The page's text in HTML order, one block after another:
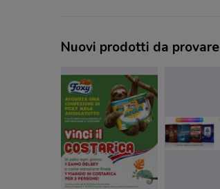
Nuovi prodotti da provare